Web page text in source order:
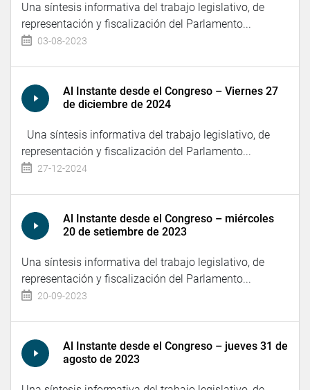
Una síntesis informativa del trabajo legislativo, de
representación y fiscalización del Parlamento...
03-08-2023
Al Instante desde el Congreso – Viernes 27
de diciembre de 2024
Una síntesis informativa del trabajo legislativo, de
representación y fiscalización del Parlamento...
27-12-2024
Al Instante desde el Congreso – miércoles
20 de setiembre de 2023
Una síntesis informativa del trabajo legislativo, de
representación y fiscalización del Parlamento...
20-09-2023
Al Instante desde el Congreso – jueves 31 de
agosto de 2023